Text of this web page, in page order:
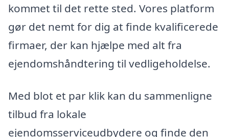
kommet til det rette sted. Vores platform
gør det nemt for dig at finde kvalificerede
firmaer, der kan hjælpe med alt fra
ejendomshåndtering til vedligeholdelse.
Med blot et par klik kan du sammenligne
tilbud fra lokale
ejendomsserviceudbydere og finde den